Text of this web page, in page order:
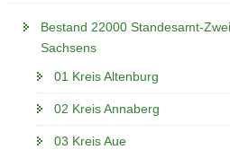
Bestand 22000 Standesamt-
Sachsens
01 Kreis Altenburg
02 Kreis Annaberg
03 Kreis Aue